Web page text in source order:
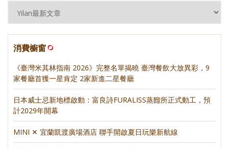
消費櫥窗
《臺灣米其林指南 2026》完整名單揭曉 臺灣餐飲大放異彩，9
家餐廳首獲一星肯定 2家新進二星餐廳
日本威士忌新地標啟動：富良詩FURALISS蒸餾所正式動工，預
計2029年開幕
MINI ✕ 宜蘭凱渡廣場酒店 聯手開啟夏日玩樂新航線